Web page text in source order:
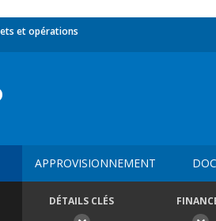
et opérations
APPROVISIONNEMENT
DÉTAILS CLÉS